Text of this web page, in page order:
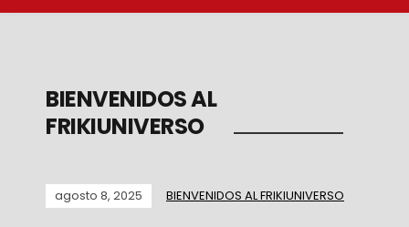
BIENVENIDOS AL
FRIKIUNIVERSO
agosto 8, 2025 BIENVENIDOS AL FRIKIUNIVERSO